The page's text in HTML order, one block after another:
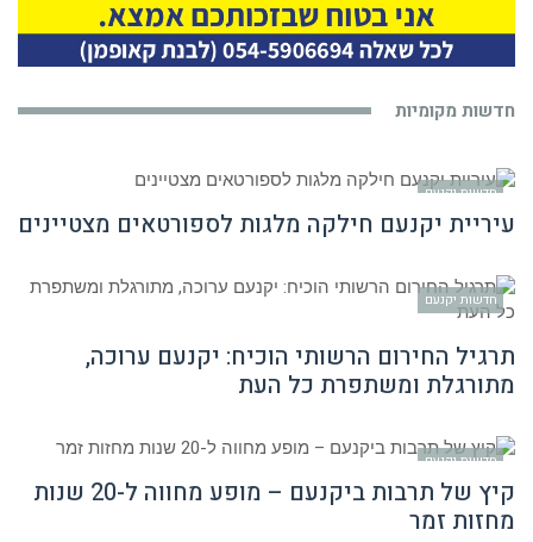
חדשות מקומיות
חדשות יקנעם
עיריית יקנעם חילקה מלגות לספורטאים מצטיינים
חדשות יקנעם
תרגיל החירום הרשותי הוכיח: יקנעם ערוכה,
מתורגלת ומשתפרת כל העת
חדשות יקנעם
קיץ של תרבות ביקנעם – מופע מחווה ל-20 שנות
מחזות זמר